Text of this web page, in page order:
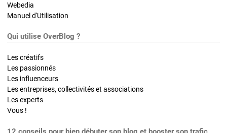
Webedia
Manuel d'Utilisation
Qui utilise OverBlog ?
Les créatifs
Les passionnés
Les influenceurs
Les entreprises, collectivités et associations
Les experts
Vous !